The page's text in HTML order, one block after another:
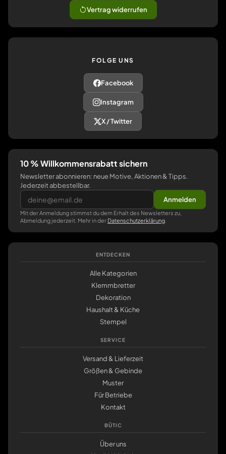
Vertrag widerrufen
FOLGE UNS
Facebook
Instagram
X / Twitter
10 % Willkommensrabatt sichern
Newsletter abonnieren: neue Motive, Aktionen & Tipps.
Jederzeit abbestellbar.
Anmelden
Mit der Anmeldung stimmst du dem Erhalt des Newsletters zu,
Abmeldung jederzeit. Mehr in der Datenschutzerklärung
ENTDECKEN
Alle Kategorien
Klemmbretter
Dekoration
Haushalt & Küche
Stempel
SERVICE
Versand & Lieferzeit
Größen & Gebinde
Muster
Für Betriebe
Kontakt
BÜTIC
Über uns